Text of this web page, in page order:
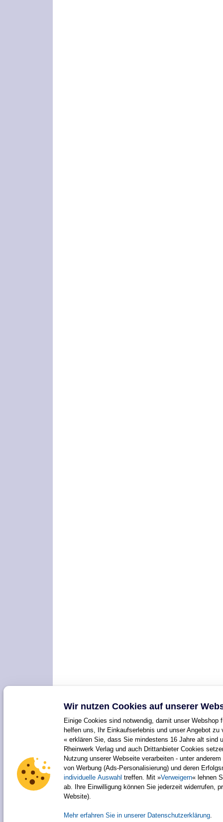
Wir nutzen Cookies auf unserer
Einige Cookies sind notwendig, damit unser Webshop
helfen uns, Ihr Einkaufserlebnis und unser Angebot
« erklären Sie, dass Sie mindestens 16 Jahre alt sind
Rheinwerk Verlag und auch Drittanbieter Cookies
Nutzung unserer Webseite verarbeiten - unter
von Werbung (Ads-Personalisierung) und deren
individuelle Auswahl treffen. Mit »Verweigern« lehnen
ab. Ihre Einwilligung können Sie jederzeit widerrufen,
Website).
Mehr erfahren Sie in unserer Datenschutzerklärung.